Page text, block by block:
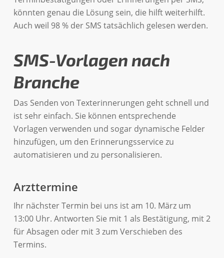
könnten genau die Lösung sein, die hilft weiterhilft.
Auch weil 98 % der SMS tatsächlich gelesen werden.
SMS-Vorlagen nach
Branche
Das Senden von Texterinnerungen geht schnell und
ist sehr einfach. Sie können entsprechende
Vorlagen verwenden und sogar dynamische Felder
hinzufügen, um den Erinnerungsservice zu
automatisieren und zu personalisieren.
Arzttermine
Ihr nächster Termin bei uns ist am 10. März um
13:00 Uhr. Antworten Sie mit 1 als Bestätigung, mit 2
für Absagen oder mit 3 zum Verschieben des
Termins.